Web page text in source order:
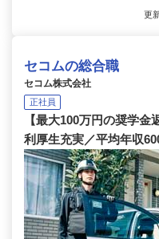
更
セコムの総合職
セコム株式会社
正社員
【最大100万円の奨学
利厚生充実／平均年収